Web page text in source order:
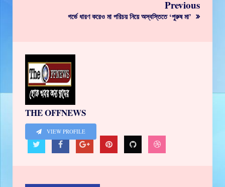
Previous
গর্ভে ধারণ করেও মা পরিচয় নিয়ে অস্বস্তিতে ‘পুরুষ মা’
THE OFFNEWS
VIEW PROFILE